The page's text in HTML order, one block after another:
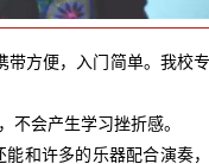
方便，入门简单。我校
会产生学习挫折感。
和许多的乐器配合演奏